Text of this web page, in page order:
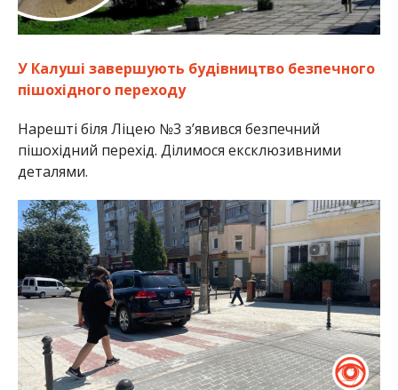
У Калуші завершують будівництво безпечного
пішохідного переходу
Нарешті біля Ліцею №3 з’явився безпечний
пішохідний перехід. Ділимося ексклюзивними
деталями.